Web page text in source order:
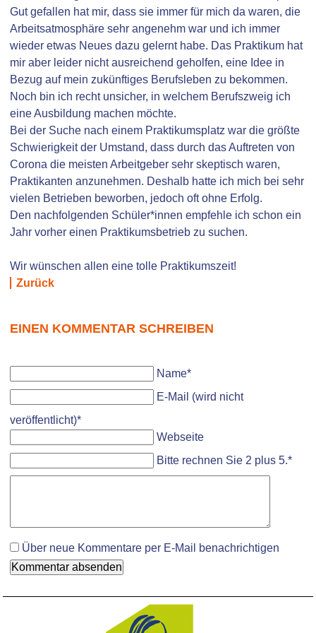
Gut gefallen hat mir, dass sie immer für mich da waren, die
Arbeitsatmosphäre sehr angenehm war und ich immer
wieder etwas Neues dazu gelernt habe. Das Praktikum hat
mir aber leider nicht ausreichend geholfen, eine Idee in
Bezug auf mein zukünftiges Berufsleben zu bekommen.
Noch bin ich recht unsicher, in welchem Berufszweig ich
eine Ausbildung machen möchte.
Bei der Suche nach einem Praktikumsplatz war die größte
Schwierigkeit der Umstand, dass durch das Auftreten von
Corona die meisten Arbeitgeber sehr skeptisch waren,
Praktikanten anzunehmen. Deshalb hatte ich mich bei sehr
vielen Betrieben beworben, jedoch oft ohne Erfolg.
Den nachfolgenden Schüler*innen empfehle ich schon ein
Jahr vorher einen Praktikumsbetrieb zu suchen.
Wir wünschen allen eine tolle Praktikumszeit!
Zurück
EINEN KOMMENTAR SCHREIBEN
Pflichtfeld
Name*
Pflichtfeld
E-Mail (wird nicht
veröffentlicht)*
Webseite
Bitte rechnen Sie 2 plus 5.*
Über neue Kommentare per E-Mail benachrichtigen